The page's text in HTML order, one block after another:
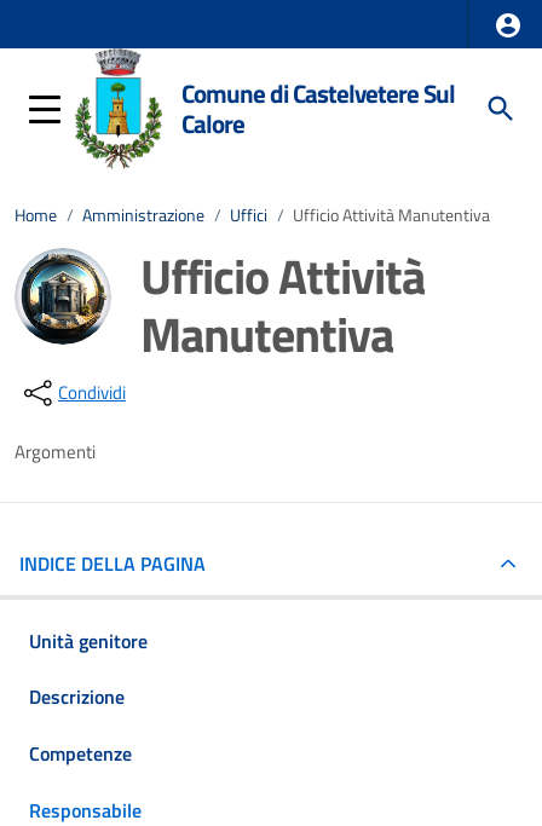
Comune di Castelvetere Sul
Calore
Home / Amministrazione / Uffici / Ufficio Attività Manutentiva
Ufficio Attività
Manutentiva
Condividi
Argomenti
INDICE DELLA PAGINA
Unità genitore
Descrizione
Competenze
Responsabile